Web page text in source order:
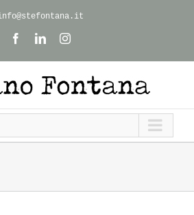
FacebookLinkedInInstagram